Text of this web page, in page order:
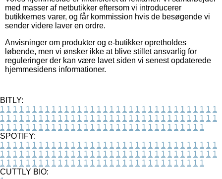
med masser af netbutikker eftersom vi introducerer
butikkernes varer, og får kommission hvis de besøgende vi
sender videre laver en ordre.
Anvisninger om produkter og e-butikker opretholdes
løbende, men vi ønsker ikke at blive stillet ansvarlig for
reguleringer der kan være lavet siden vi senest opdaterede
hjemmesidens informationer.
BITLY:
1 1 1 1 1 1 1 1 1 1 1 1 1 1 1 1 1 1 1 1 1 1 1 1 1 1 1 1 1 1 1 1 1 1
1 1 1 1 1 1 1 1 1 1 1 1 1 1 1 1 1 1 1 1 1 1 1 1 1 1 1 1 1 1 1 1 1 1
1 1 1 1 1 1 1 1 1 1 1 1 1 1 1 1 1 1 1 1 1 1 1 1 1 1 1 1 1 1 1 1
SPOTIFY:
1 1 1 1 1 1 1 1 1 1 1 1 1 1 1 1 1 1 1 1 1 1 1 1 1 1 1 1 1 1 1 1 1 1
1 1 1 1 1 1 1 1 1 1 1 1 1 1 1 1 1 1 1 1 1 1 1 1 1 1 1 1 1 1 1 1 1 1
1 1 1 1 1 1 1 1 1 1 1 1 1 1 1 1 1 1 1 1 1 1 1 1 1 1 1 1 1 1 1 1
CUTTLY BIO: